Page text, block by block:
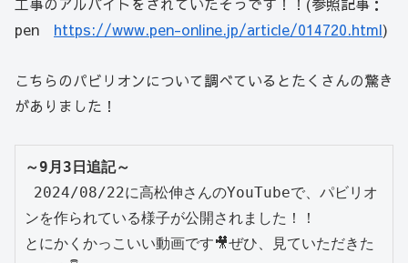
pen https://www.pen-online.jp/article/014720.html)
こちらのパビリオンについて調べているとたくさんの驚き
がありました！
～9月3日追記～
2024/08/22に高松伸さんのYouTubeで、パビリオ
ンを作られている様子が公開されました！！
とにかくかっこいい動画です🎥ぜひ、見ていただきた